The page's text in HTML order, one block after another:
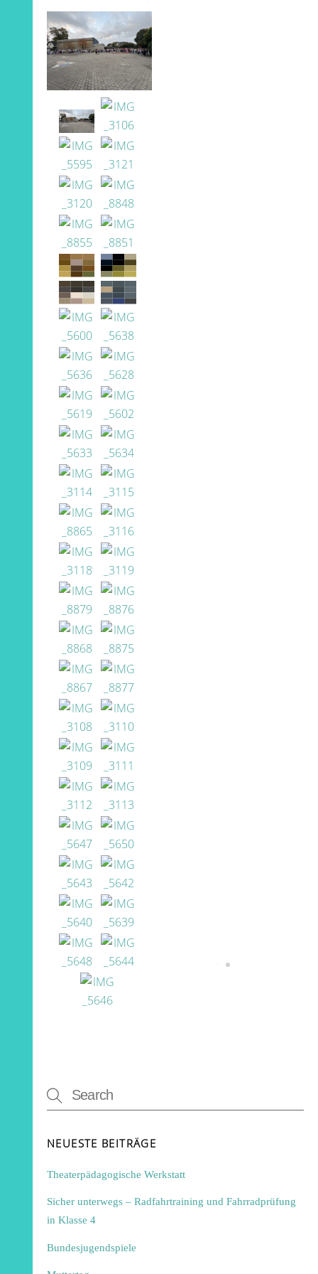
NEUESTE BEITRÄGE
Theaterpädagogische Werkstatt
Sicher unterwegs – Radfahrtraining und Fahrradprüfung
in Klasse 4
Bundesjugendspiele